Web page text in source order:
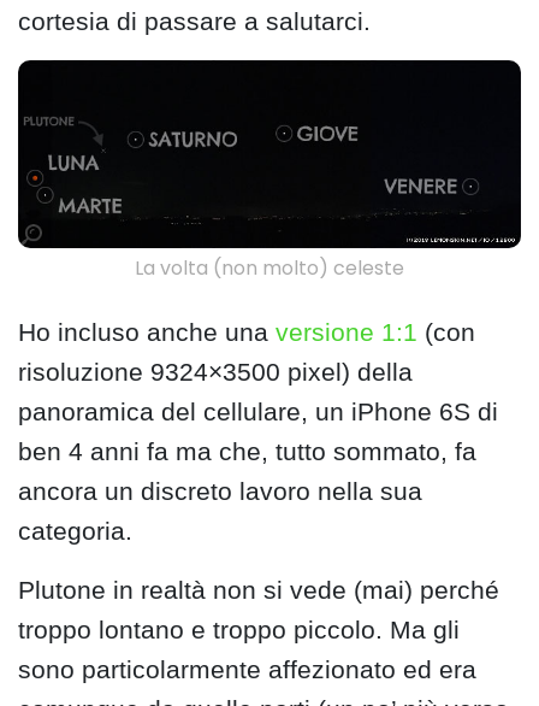
cortesia di passare a salutarci.
La volta (non molto) celeste
Ho incluso anche una versione 1:1 (con
risoluzione 9324×3500 pixel) della
panoramica del cellulare, un iPhone 6S di
ben 4 anni fa ma che, tutto sommato, fa
ancora un discreto lavoro nella sua
categoria.
Plutone in realtà non si vede (mai) perché
troppo lontano e troppo piccolo. Ma gli
sono particolarmente affezionato ed era